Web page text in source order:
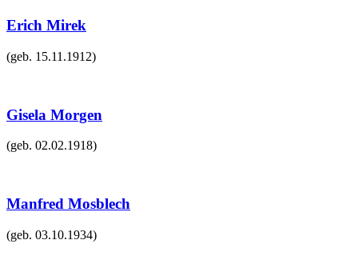
Erich Mirek
(geb. 15.11.1912)
Gisela Morgen
(geb. 02.02.1918)
Manfred Mosblech
(geb. 03.10.1934)